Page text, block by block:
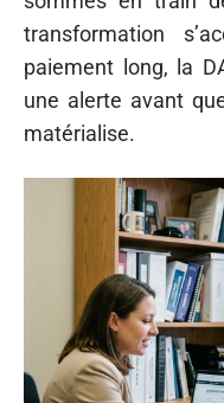
transformation
paiement long, la
une alerte avant
matérialise.